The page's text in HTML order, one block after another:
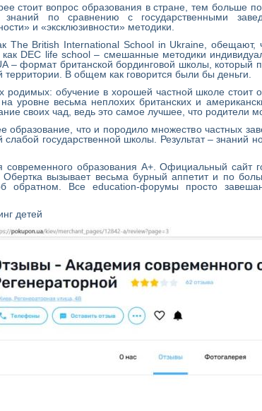
стоит вопрос образования в стране, тем больше
знаний по сравнению с государственными
и «эксклюзивности» методики.
The British International School in Ukraine, обещают,
как DEC life school – смешанные методики
– формат британской бординговой школы, который
территории. В общем как говорится были бы деньги.
родимых: обучение в хорошей частной школе стоит
на уровне весьма неплохих британских и
своих чад, ведь это самое лучшее, что родители
образование, что и породило множество частных
государственной школы. Результат – знаний
образования А+. Официальный сайт
вызывает весьма бурный аппетит и по
обратном. Все education-форумы просто
детей